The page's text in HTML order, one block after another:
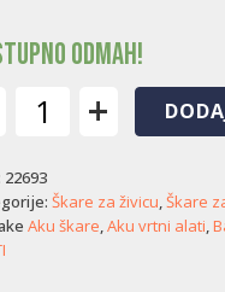
odmah!
+
22693
Škare za živicu,Škare
Aku škare,Aku vrtni alati,